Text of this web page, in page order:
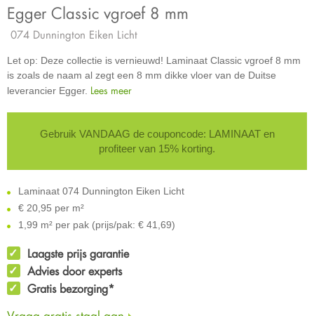
Egger Classic vgroef 8 mm
074 Dunnington Eiken Licht
Let op: Deze collectie is vernieuwd! Laminaat Classic vgroef 8 mm
is zoals de naam al zegt een 8 mm dikke vloer van de Duitse
leverancier Egger. Lees meer
Gebruik VANDAAG de couponcode: LAMINAAT en
profiteer van 15% korting.
Laminaat 074 Dunnington Eiken Licht
€ 20,95 per m²
1,99 m² per pak (prijs/pak: € 41,69)
Laagste prijs garantie
Advies door experts
Gratis bezorging*